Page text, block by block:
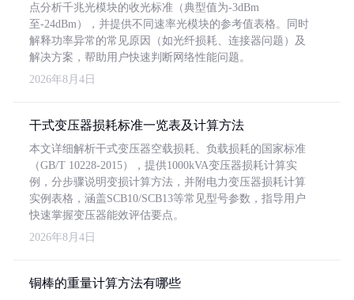
点分析千兆光模块的收光标准（典型值为-3dBm
至-24dBm），并提供不同速率光模块的参考值表格。同时
解释功率异常的常见原因（如光纤损耗、连接器问题）及
解决方案，帮助用户快速判断网络性能问题。
2026年8月4日
干式变压器损耗标准一览表及计算方法
本文详细解析干式变压器空载损耗、负载损耗的国家标准
（GB/T 10228-2015），提供1000kVA变压器损耗计算实
例，分步骤说明变损计算方法，并附电力变压器损耗计算
实例表格，涵盖SCB10/SCB13等常见型号参数，指导用户
快速掌握变压器能效评估要点。
2026年8月4日
铜棒的重量计算方法有哪些